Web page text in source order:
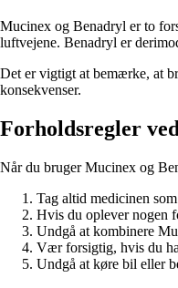
Mucinex og Benadryl er to
luftvejene. Benadryl er
Det er vigtigt at bemærke, at
konsekvenser.
Forholdsregler
Når du bruger Mucinex og
Tag altid medicinen
Hvis du oplever nogen
Undgå at kombinere
Vær forsigtig, hvis du
Undgå at køre bil eller